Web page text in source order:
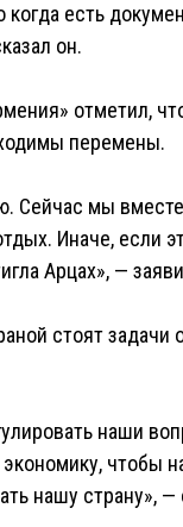
есть
он.
отметил,
перемены.
Сейчас мы
Иначе, если
Арцах», —
стоят
наши
чтобы
нашу страну», —